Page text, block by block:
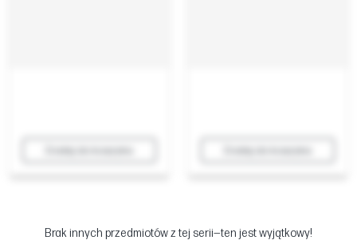
Brak innych przedmiotów z tej serii—ten jest wyjątkowy!